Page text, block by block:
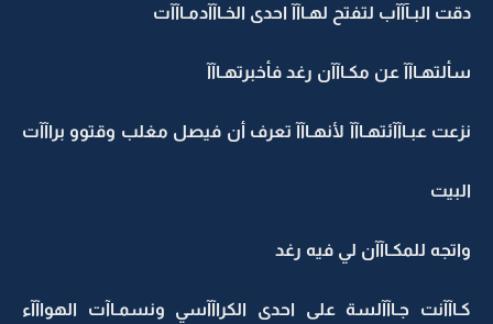
دقت البـآآآب لتفتح لهـاآآ احدى الخـاآآدمـاآآت
سألتهـاآآ عن مكـاآآن رغد فأخبرتهـاآآ
نزعت عبـاآآئتهـاآآ لأنهـاآآ تعرف أن فيصل مغلب وقتوو براآآت
البيت
واتجه للمكـاآآن لي فيه رغد
كـاآآنت جـاآآلسة على احدى الكراآآسي ونسمـاآت الهواآآء